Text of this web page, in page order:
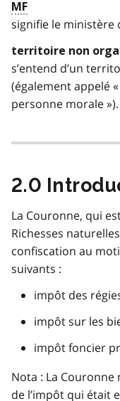
MF
signifie le ministère
territoire non
s’entend d’un
(également appelé
personne morale »).
2.0
La Couronne, qui
Richesses
confiscation au
suivants :
impôt des
impôt sur les
impôt foncier
Nota : La Couronne
de l’impôt qui était